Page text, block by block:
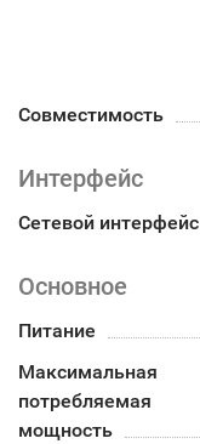
Совместимость
Интерфейс
Сетевой интерфейс
Основное
Питание
Максимальная
потребляемая
мощность